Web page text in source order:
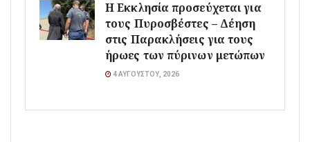
Η Εκκλησία προσεύχεται για
τους Πυροσβέστες – Δέηση
στις Παρακλήσεις για τους
ήρωες των πύρινων μετώπων
4 ΑΥΓΟΎΣΤΟΥ, 2026